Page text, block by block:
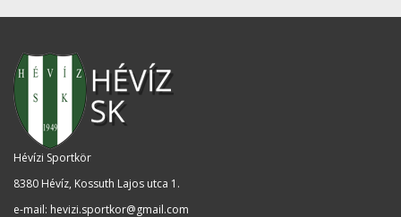
Hévízi Sportkör
8380 Hévíz, Kossuth Lajos utca 1 .
e-mail: hevizi.sportkor@gmail.com